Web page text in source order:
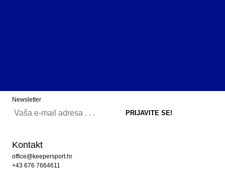
Newsletter
Kontakt
office@keepersport.hr
+43 676 7664611